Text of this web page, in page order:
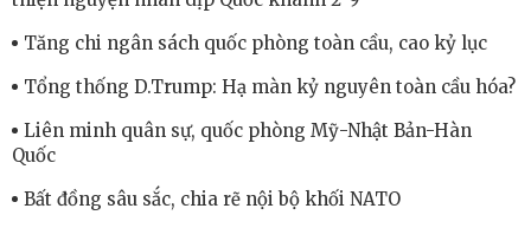
Tăng chi ngân sách quốc phòng toàn cầu, cao kỷ lục
Tổng thống D.Trump: Hạ màn kỷ nguyên toàn cầu hóa?
Liên minh quân sự, quốc phòng Mỹ-Nhật Bản-Hàn
Quốc
Bất đồng sâu sắc, chia rẽ nội bộ khối NATO